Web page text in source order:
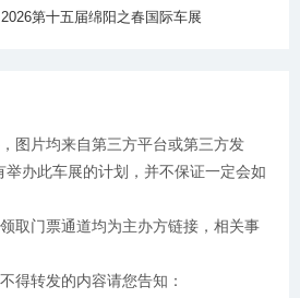
2026第十五届绵阳之春国际车展
图片均来自第三方平台或第三方发
办此车展的计划，并不保证一定会如
取门票通道均为主办方链接，相关事
得转发的内容请您告知：